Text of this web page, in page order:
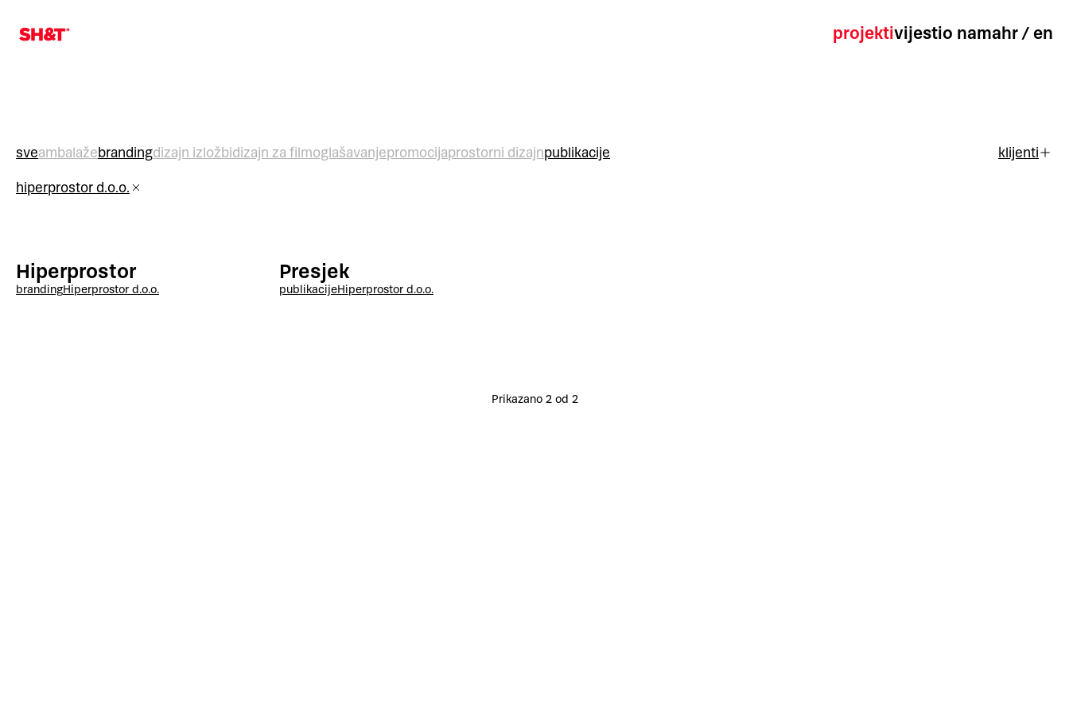
projektivijestio namahr/en
sveambalažebrandingdizajn izložbidizajn za filmoglašavanjepromocijaprostorni dizajnpublikacije
klijenti
hiperprostor d.o.o.
Hiperprostor
brandingHiperprostor d.o.o.
Presjek
publikacijeHiperprostor d.o.o.
Prikazano 2 od 2